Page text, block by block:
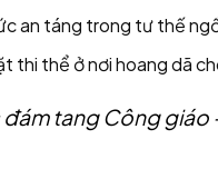
an táng trong tư thế
thi thể ở nơi hoang dã
tang Công giáo